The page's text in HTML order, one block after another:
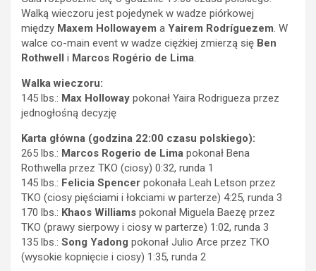
Walką wieczoru jest pojedynek w wadze piórkowej
między Maxem Hollowayem a Yairem Rodríguezem. W
walce co-main event w wadze ciężkiej zmierzą się Ben
Rothwell i Marcos Rogério de Lima.
Walka wieczoru:
145 lbs.: Max Holloway pokonał Yaira Rodrigueza przez
jednogłośną decyzję
Karta główna (godzina 22:00 czasu polskiego):
265 lbs.: Marcos Rogerio de Lima pokonał Bena
Rothwella przez TKO (ciosy) 0:32, runda 1
145 lbs.: Felicia Spencer pokonała Leah Letson przez
TKO (ciosy pięściami i łokciami w parterze) 4:25, runda 3
170 lbs.: Khaos Williams pokonał Miguela Baezę przez
TKO (prawy sierpowy i ciosy w parterze) 1:02, runda 3
135 lbs.: Song Yadong pokonał Julio Arce przez TKO
(wysokie kopnięcie i ciosy) 1:35, runda 2